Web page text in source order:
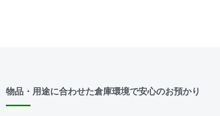
物品・用途に合わせた倉庫環境で安心のお預かり